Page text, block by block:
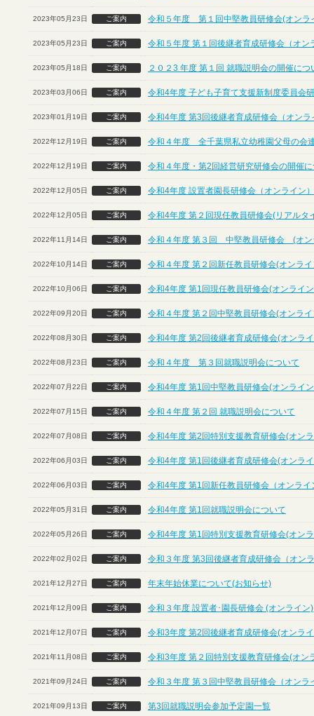
2023年05月23日 ご案内 令和５年度 第１回中堅教員研修会(オンラ
2023年05月23日 ご案内 令和５年度 第１回後継者育成研修会（オン
2023年05月18日 ご案内 ２０２3 年度 第１回 就職説明会の開催につ
2023年03月06日 ご案内 令和4年度 子ども子育て支援新制度委員会
2023年01月19日 ご案内 令和4年度 第3回後継者育成研修会（オンラ
2022年12月19日 ご案内 令和４年度 全千葉県私立幼稚園父母の会
2022年12月19日 ご案内 令和４年度・第2回経営研究研修会の開催
2022年12月05日 ご案内 令和4年度 設置者園長研修会（オンライン）
2022年12月05日 ご案内 令和4年度 第２回現任教員研修会(リアルタ
2022年11月14日 ご案内 令和４年度 第３回 中堅教員研修会 (オン
2022年10月14日 ご案内 令和４年度 第２回新任教員研修会(オンラ
2022年10月06日 ご案内 令和4年度 第1回現任教員研修会(オンライ
2022年09月20日 ご案内 令和４年度 第２回中堅教員研修会(オンラ
2022年08月30日 ご案内 令和4年度 第2回後継者育成研修会(オンラ
2022年08月23日 ご案内 令和４年度 第３回就職説明会について
2022年07月22日 ご案内 令和4年度 第1回中堅教員研修会(オンライ
2022年07月15日 ご案内 令和４年度 第２回 就職説明会について
2022年07月08日 ご案内 令和4年度 第2回特別支援教育研修会(オン
2022年06月03日 ご案内 令和4年度 第1回後継者育成研修会(オンラ
2022年06月03日 ご案内 令和4年度 第1回新任教員研修会（オンライ
2022年05月31日 ご案内 令和4年度 第1回就職説明会について
2022年05月26日 ご案内 令和4年度 第1回特別支援教育研修会(オン
2022年02月02日 ご案内 令和３年度 第3回後継者育成研修会（オン
2021年12月27日 ご案内 年末年始休業について(お知らせ)
2021年12月09日 ご案内 令和３年度 設置者･園長研修会 (オンライン)
2021年12月07日 ご案内 令和3年度 第2回後継者育成研修会(オンラ
2021年11月08日 ご案内 令和3年度 第２回特別支援教育研修会(オン
2021年09月24日 ご案内 令和３年度 第３回中堅教員研修会（オンラ
2021年09月13日 ご案内 第3回就職説明会参加予定園一覧